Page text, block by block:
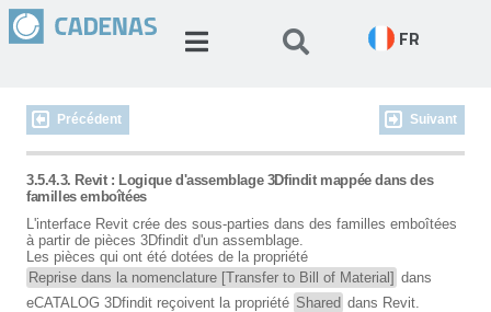
FR
Précédent Suivant
3.5.4.3. Revit : Logique d'assemblage 3Dfindit mappée dans des
familles emboîtées
L'interface Revit crée des sous-parties dans des familles emboîtées
à partir de pièces 3Dfindit d'un assemblage.
Les pièces qui ont été dotées de la propriété
Reprise dans la nomenclature [Transfer to Bill of Material] dans
eCATALOG 3Dfindit reçoivent la propriété Shared dans Revit.